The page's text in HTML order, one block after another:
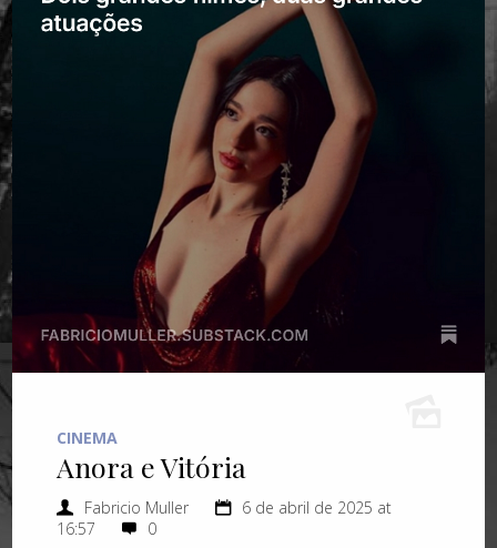
CINEMA
Anora e Vitória
Fabricio Muller
6 de abril de 2025 at
16:57
0